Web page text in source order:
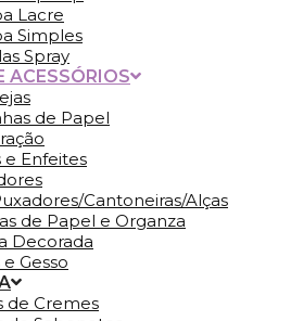
Lacre
Simples
Spray
ACESSÓRIOS
de Papel
e Enfeites
Cantoneiras/Alças
de Papel e Organza
Decorada
e Gesso
de Cremes